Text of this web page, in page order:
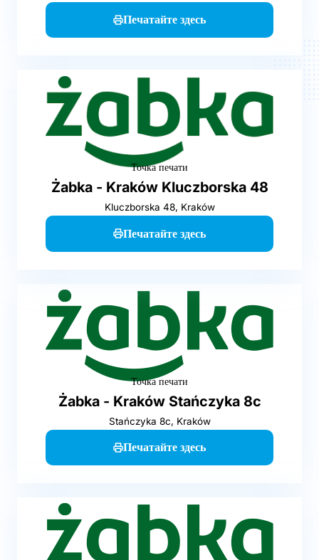
Печатайте здесь
Точка печати
Żabka - Kraków Kluczborska 48
Kluczborska 48, Kraków
Печатайте здесь
Точка печати
Żabka - Kraków Stańczyka 8c
Stańczyka 8c, Kraków
Печатайте здесь